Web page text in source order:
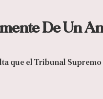
De Un
que el Tribunal Supremo